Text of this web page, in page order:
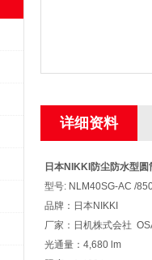
详细资料
日本NIKKI防尘防水型
型号: NLM40SG-AC /
品牌：日本NIKKI
厂家：日机株式会社
光通量：4,680 lm